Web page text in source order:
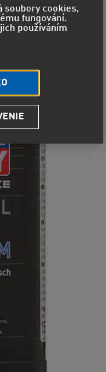
soubory cookies,
fungování.
používáním